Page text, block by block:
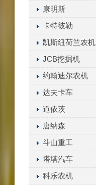
康明斯
卡特彼勒
凯斯纽荷兰农机
JCB挖掘机
约翰迪尔农机
达夫卡车
道依茨
唐纳森
斗山重工
塔塔汽车
科乐农机